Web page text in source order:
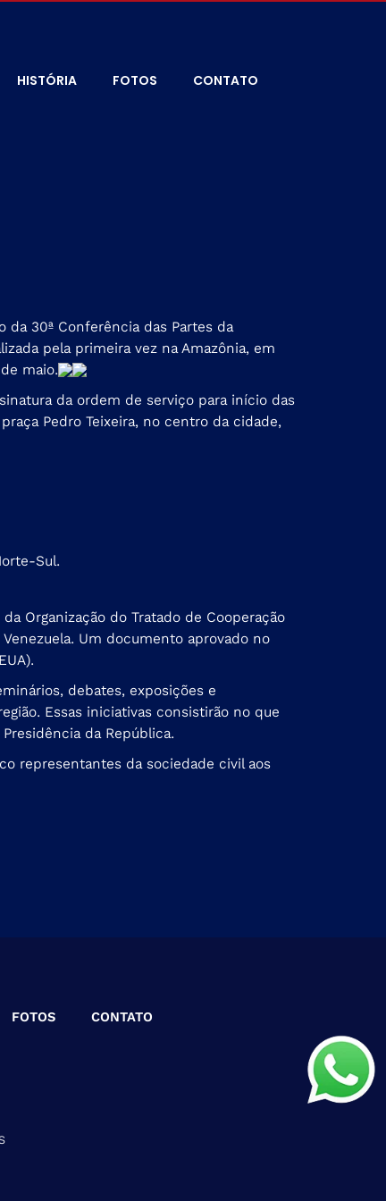
HISTÓRIA FOTOS CONTATO
da 30ª Conferência das Partes da
pela primeira vez na Amazônia, em
maio.
da ordem de serviço para início das
Pedro Teixeira, no centro da cidade,
Sul.
Organização do Tratado de Cooperação
Um documento aprovado no
debates, exposições e
Essas iniciativas consistirão no que
da República.
representantes da sociedade civil aos
FOTOS CONTATO